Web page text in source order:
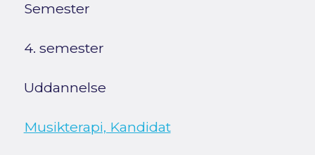
Semester
4. semester
Uddannelse
Musikterapi, Kandidat